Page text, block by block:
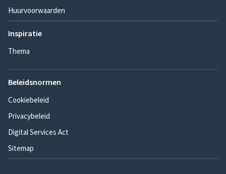
Huurvoorwaarden
Inspiratie
Thema
Beleidsnormen
Cookiebeleid
Privacybeleid
Digital Services Act
Sitemap